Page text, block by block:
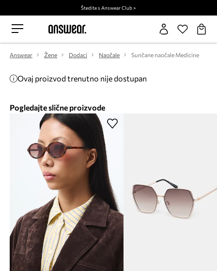
Štedite s Answear Club >
Answear Žene Dodaci Naočale Sunčane naočale Medicine
Ovaj proizvod trenutno nije dostupan
Pogledajte slične proizvode